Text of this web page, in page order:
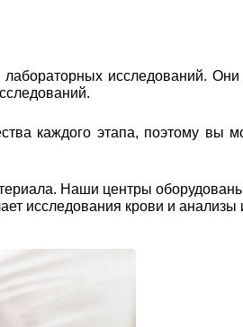
исследований. Они
каждого этапа, поэтому вы
Наши центры
исследования крови и анализы